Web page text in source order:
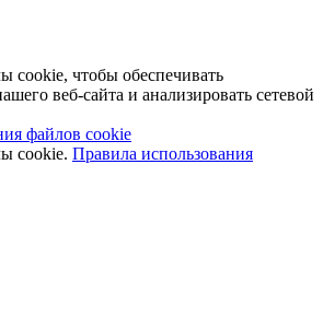
cookie, чтобы обеспечивать
веб-сайта и анализировать сетевой
файлов cookie
cookie. Правила использования